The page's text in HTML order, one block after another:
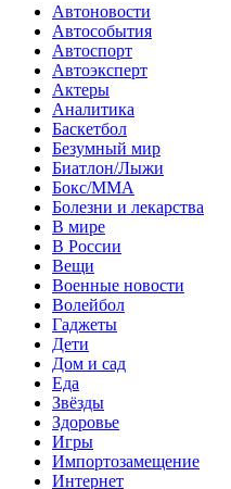
Автоновости
Автособытия
Автоспорт
Автоэксперт
Актеры
Аналитика
Баскетбол
Безумный мир
Биатлон/Лыжи
Бокс/MMA
Болезни и лекарства
В мире
В России
Вещи
Военные новости
Волейбол
Гаджеты
Дети
Дом и сад
Еда
Звёзды
Здоровье
Игры
Импортозамещение
Интернет